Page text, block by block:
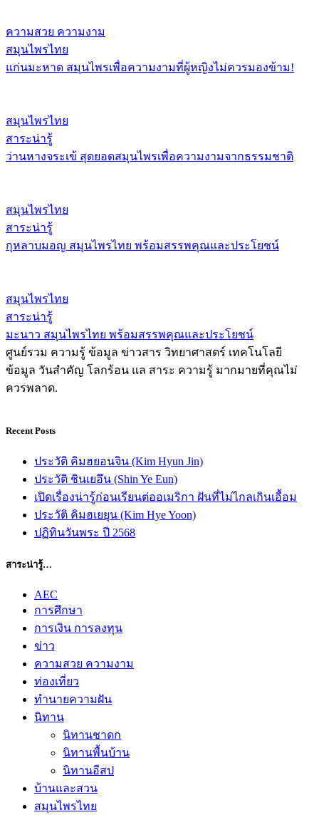
ความสวย ความงาม
สมุนไพรไทย
แก่นมะหาด สมุนไพรเพื่อความงามที่ผู้หญิงไม่ควรมองข้าม!
สมุนไพรไทย
สาระน่ารู้
ว่านหางจระเข้ สุดยอดสมุนไพรเพื่อความงามจากธรรมชาติ
สมุนไพรไทย
สาระน่ารู้
กุหลาบมอญ สมุนไพรไทย พร้อมสรรพคุณและประโยชน์
สมุนไพรไทย
สาระน่ารู้
มะนาว สมุนไพรไทย พร้อมสรรพคุณและประโยชน์
ศูนย์รวม ความรู้ ข้อมูล ข่าวสาร วิทยาศาสตร์ เทคโนโลยี
ข้อมูล วันสำคัญ โลกร้อน แล สาระ ความรู้ มากมายที่คุณไม่
ควรพลาด.
Recent Posts
ประวัติ คิมฮยอนจิน (Kim Hyun Jin)
ประวัติ ชินเยอึน (Shin Ye Eun)
เปิดเรื่องน่ารู้ก่อนเรียนต่ออเมริกา ฝันที่ไม่ไกลเกินเอื้อม
ประวัติ คิมฮเยยุน (Kim Hye Yoon)
ปฏิทินวันพระ ปี 2568
สาระน่ารู้…
AEC
การศึกษา
การเงิน การลงทุน
ข่าว
ความสวย ความงาม
ท่องเที่ยว
ทํานายความฝัน
นิทาน
นิทานชาดก
นิทานพื้นบ้าน
นิทานอีสป
บ้านและสวน
สมุนไพรไทย